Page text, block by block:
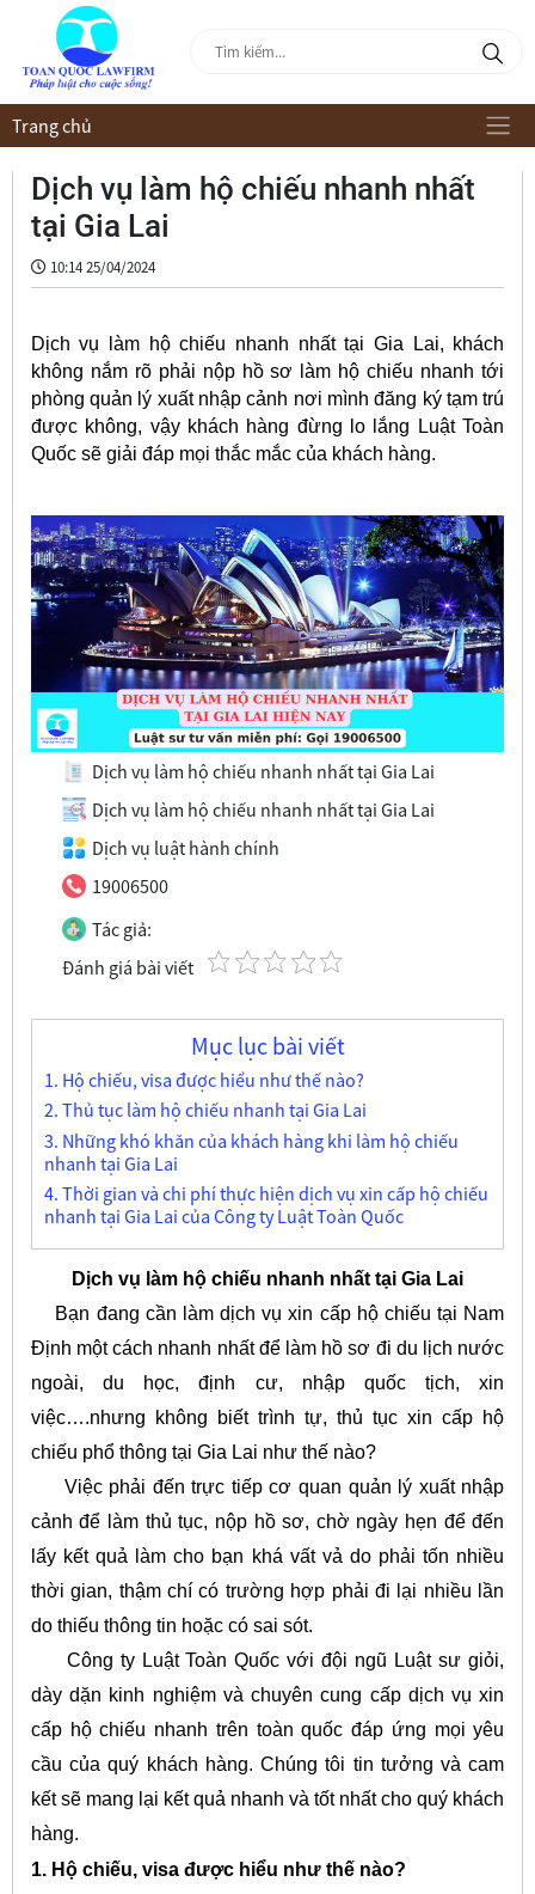
Trang chủ
Dịch vụ làm hộ chiếu nhanh nhất
tại Gia Lai
10:14 25/04/2024
Dịch vụ làm hộ chiếu nhanh nhất tại Gia Lai, khách
không nắm rõ phải nộp hồ sơ làm hộ chiếu nhanh tới
phòng quản lý xuất nhập cảnh nơi mình đăng ký tạm trú
được không, vậy khách hàng đừng lo lắng Luật Toàn
Quốc sẽ giải đáp mọi thắc mắc của khách hàng.
Dịch vụ làm hộ chiếu nhanh nhất tại Gia Lai
Dịch vụ làm hộ chiếu nhanh nhất tại Gia Lai
Dịch vụ luật hành chính
19006500
Tác giả:
Đánh giá bài viết
Mục lục bài viết
1. Hộ chiếu, visa được hiểu như thế nào?
2. Thủ tục làm hộ chiếu nhanh tại Gia Lai
3. Những khó khăn của khách hàng khi làm hộ chiếu
nhanh tại Gia Lai
4. Thời gian và chi phí thực hiện dịch vụ xin cấp hộ chiếu
nhanh tại Gia Lai của Công ty Luật Toàn Quốc
Dịch vụ làm hộ chiếu nhanh nhất tại Gia Lai
Bạn đang cần làm dịch vụ xin cấp hộ chiếu tại Nam
Định một cách nhanh nhất để làm hồ sơ đi du lịch nước
ngoài, du học, định cư, nhập quốc tịch, xin
việc….nhưng không biết trình tự, thủ tục xin cấp hộ
chiếu phổ thông tại Gia Lai như thế nào?
Việc phải đến trực tiếp cơ quan quản lý xuất nhập
cảnh để làm thủ tục, nộp hồ sơ, chờ ngày hẹn để đến
lấy kết quả làm cho bạn khá vất vả do phải tốn nhiều
thời gian, thậm chí có trường hợp phải đi lại nhiều lần
do thiếu thông tin hoặc có sai sót.
Công ty Luật Toàn Quốc với đội ngũ Luật sư giỏi,
dày dặn kinh nghiệm và chuyên cung cấp dịch vụ xin
cấp hộ chiếu nhanh trên toàn quốc đáp ứng mọi yêu
cầu của quý khách hàng. Chúng tôi tin tưởng và cam
kết sẽ mang lại kết quả nhanh và tốt nhất cho quý khách
hàng.
1. Hộ chiếu, visa được hiểu như thế nào?